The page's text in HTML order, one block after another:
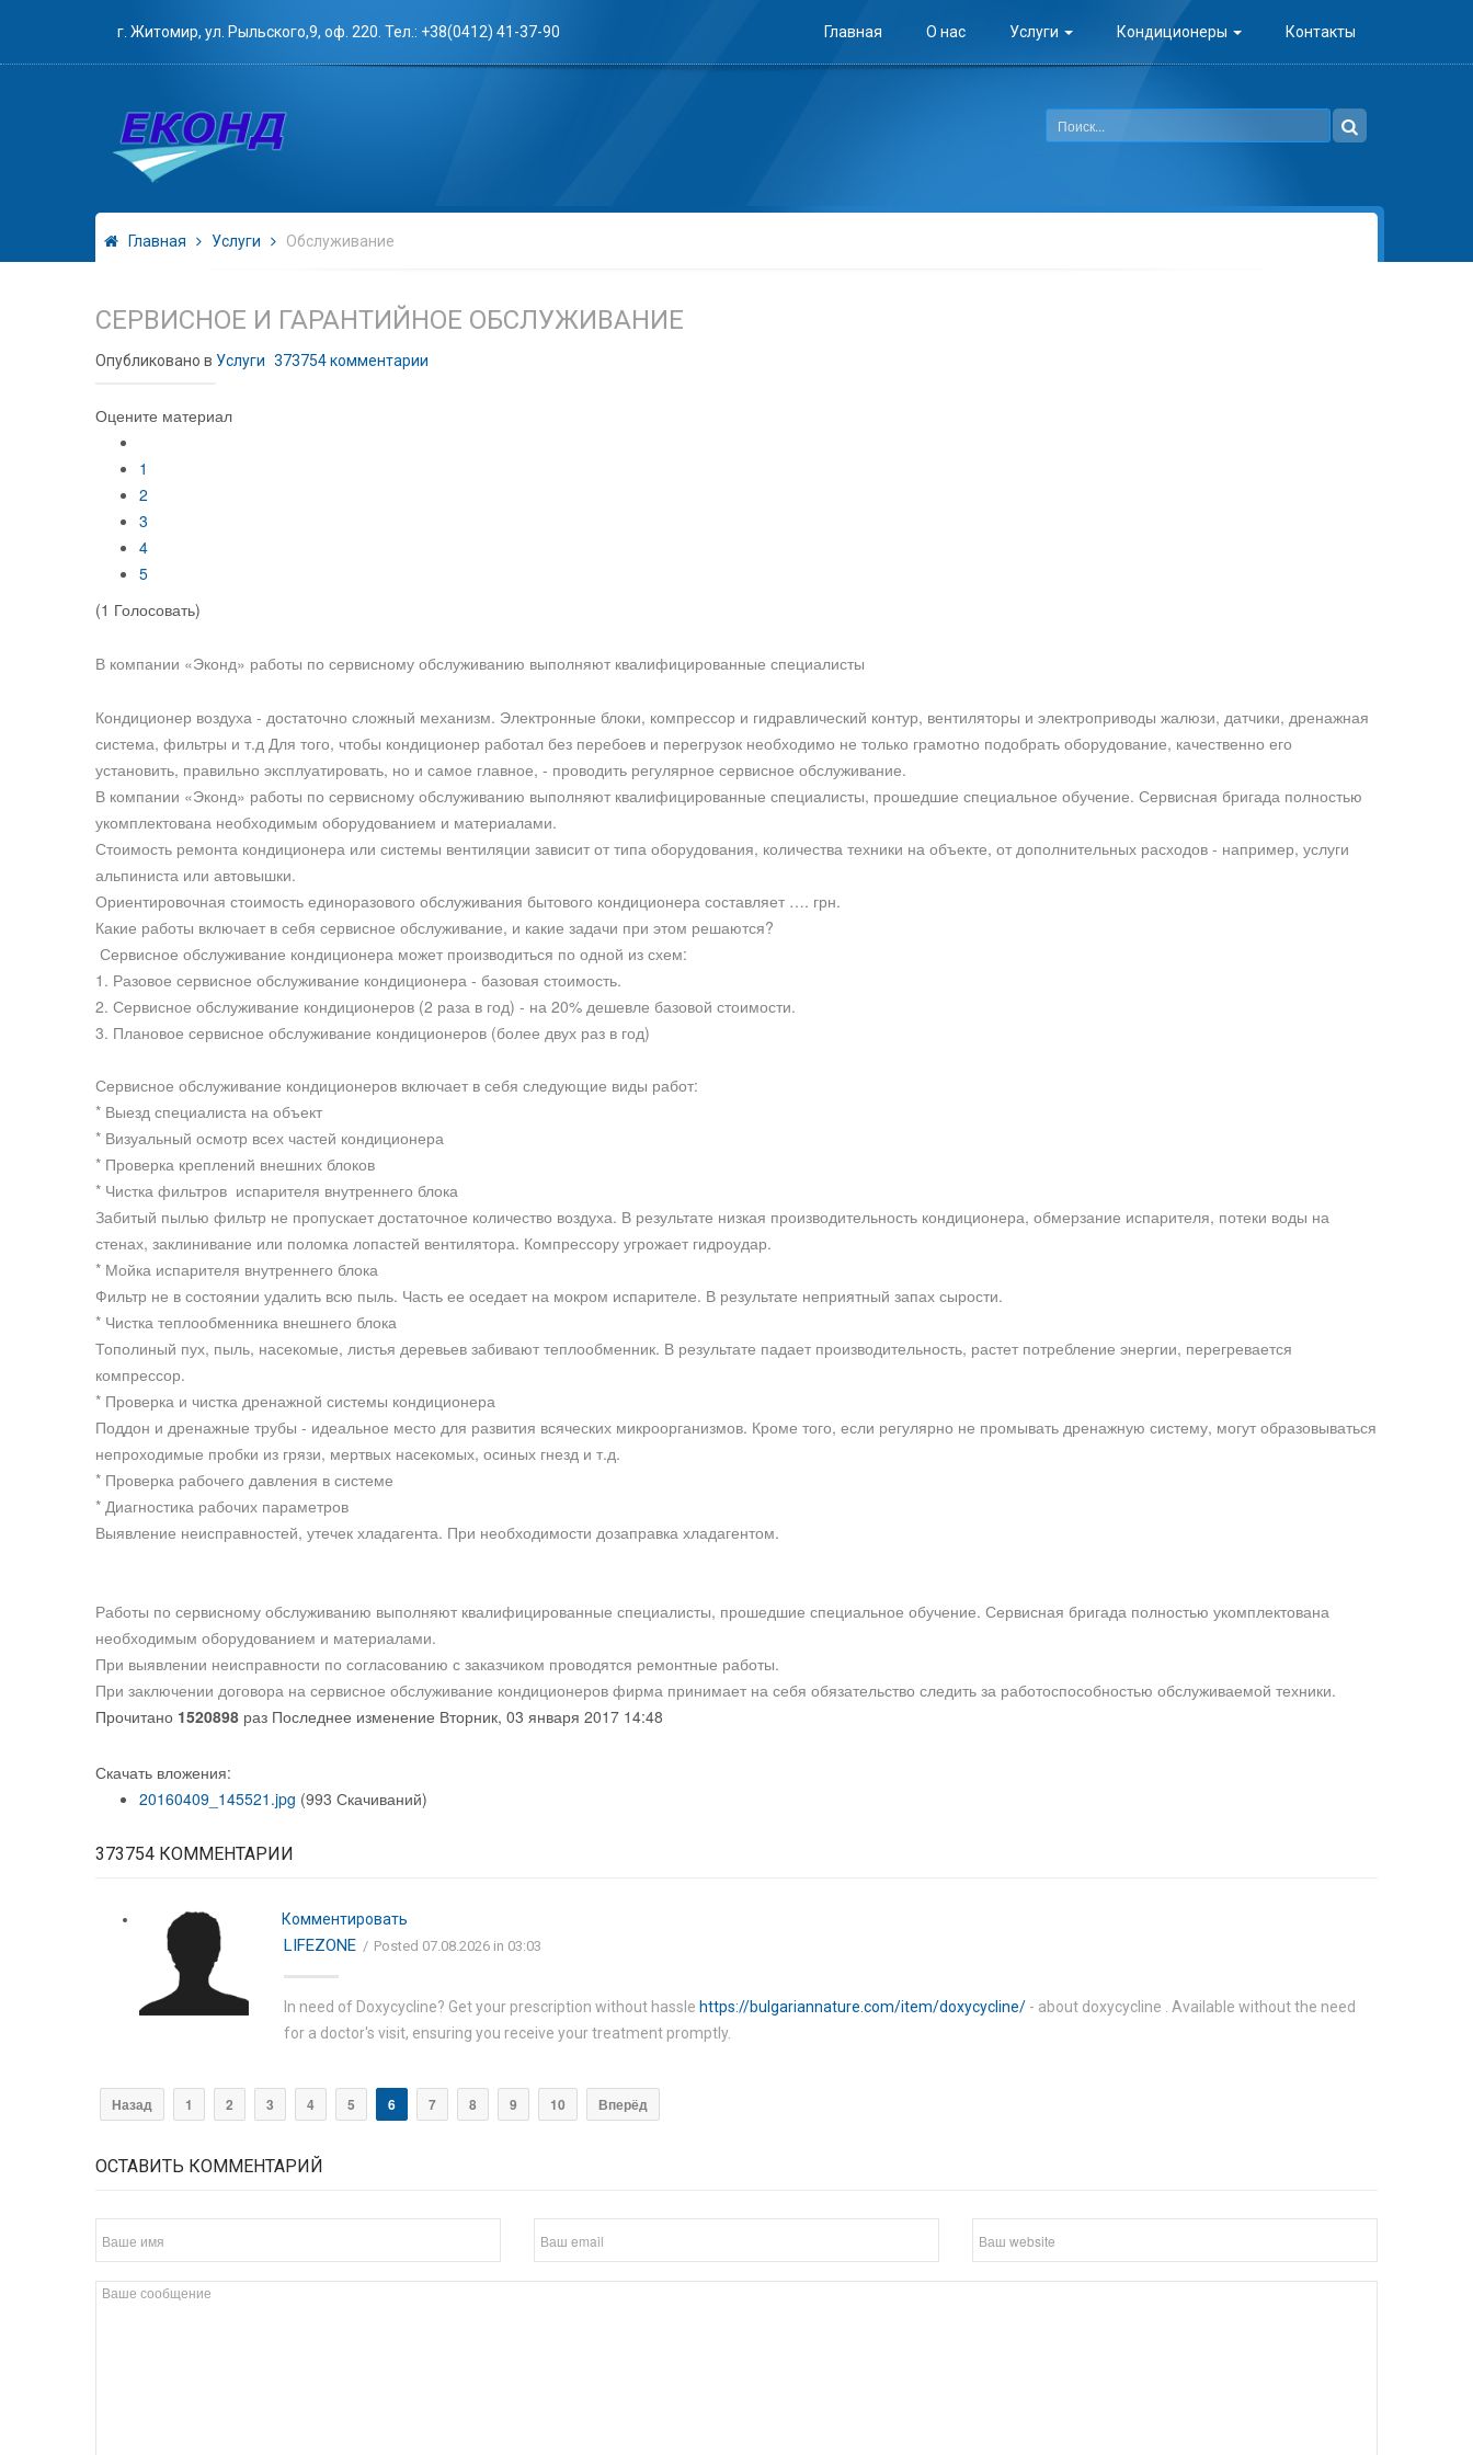
г. Житомир, ул. Рыльского,9, оф. 220. Тел.: +38(0412) 41-37-90 Главная О нас Услуги Кондиционеры Контакты
Главная Услуги Обслуживание
СЕРВИСНОЕ И ГАРАНТИЙНОЕ ОБСЛУЖИВАНИЕ
Опубликовано в Услуги 373754комментарии
Оцените материал
1
2
3
4
5
(1 Голосовать)
В компании «Эконд» работы по сервисному обслуживанию выполняют квалифицированные специалисты
Кондиционер воздуха - достаточно сложный механизм. Электронные блоки, компрессор и гидравлический контур, вентиляторы и электроприводы жалюзи, датчики, дренажная
система, фильтры и т.д Для того, чтобы кондиционер работал без перебоев и перегрузок необходимо не только грамотно подобрать оборудование, качественно его
установить, правильно эксплуатировать, но и самое главное, - проводить регулярное сервисное обслуживание.
В компании «Эконд» работы по сервисному обслуживанию выполняют квалифицированные специалисты, прошедшие специальное обучение. Сервисная бригада полностью
укомплектована необходимым оборудованием и материалами.
Стоимость ремонта кондиционера или системы вентиляции зависит от типа оборудования, количества техники на объекте, от дополнительных расходов - например, услуги
альпиниста или автовышки.
Ориентировочная стоимость единоразового обслуживания бытового кондиционера составляет …. грн.
Какие работы включает в себя сервисное обслуживание, и какие задачи при этом решаются?
Сервисное обслуживание кондиционера может производиться по одной из схем:
1. Разовое сервисное обслуживание кондиционера - базовая стоимость.
2. Сервисное обслуживание кондиционеров (2 раза в год) - на 20% дешевле базовой стоимости.
3. Плановое сервисное обслуживание кондиционеров (более двух раз в год)
Сервисное обслуживание кондиционеров включает в себя следующие виды работ:
* Выезд специалиста на объект
* Визуальный осмотр всех частей кондиционера
* Проверка креплений внешних блоков
* Чистка фильтров испарителя внутреннего блока
Забитый пылью фильтр не пропускает достаточное количество воздуха. В результате низкая производительность кондиционера, обмерзание испарителя, потеки воды на
стенах, заклинивание или поломка лопастей вентилятора. Компрессору угрожает гидроудар.
* Мойка испарителя внутреннего блока
Фильтр не в состоянии удалить всю пыль. Часть ее оседает на мокром испарителе. В результате неприятный запах сырости.
* Чистка теплообменника внешнего блока
Тополиный пух, пыль, насекомые, листья деревьев забивают теплообменник. В результате падает производительность, растет потребление энергии, перегревается
компрессор.
* Проверка и чистка дренажной системы кондиционера
Поддон и дренажные трубы - идеальное место для развития всяческих микроорганизмов. Кроме того, если регулярно не промывать дренажную систему, могут образовываться
непроходимые пробки из грязи, мертвых насекомых, осиных гнезд и т.д.
* Проверка рабочего давления в системе
* Диагностика рабочих параметров
Выявление неисправностей, утечек хладагента. При необходимости дозаправка хладагентом.
Работы по сервисному обслуживанию выполняют квалифицированные специалисты, прошедшие специальное обучение. Сервисная бригада полностью укомплектована
необходимым оборудованием и материалами.
При выявлении неисправности по согласованию с заказчиком проводятся ремонтные работы.
При заключении договора на сервисное обслуживание кондиционеров фирма принимает на себя обязательство следить за работоспособностью обслуживаемой техники.
Прочитано 1520898 раз Последнее изменение Вторник, 03 января 2017 14:48
Скачать вложения:
20160409_145521.jpg (993 Скачиваний)
373754 КОММЕНТАРИИ
Комментировать
LIFEZONE Posted 07.08.2026 in 03:03
In need of Doxycycline? Get your prescription without hassle https://bulgariannature.com/item/doxycycline/ - about doxycycline . Available without the need
for a doctor's visit, ensuring you receive your treatment promptly.
Назад 1 2 3 4 5 6 7 8 9 10 Вперёд
ОСТАВИТЬ КОММЕНТАРИЙ